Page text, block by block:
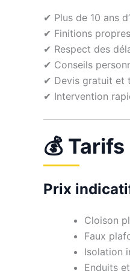
✔ Plus de 10 ans
✔ Finitions
✔ Respect des
✔ Conseils
✔ Devis gratuit et
✔ Intervention
💰
Prix
Cloison
Faux
Isolation
Enduits